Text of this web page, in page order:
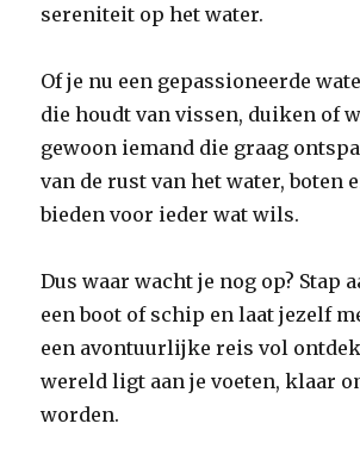
sereniteit op het water.
Of je nu een gepassioneerde
die houdt van vissen, duiken of
gewoon iemand die graag
van de rust van het water, boten
bieden voor ieder wat wils.
Dus waar wacht je nog op? Stap
een boot of schip en laat jezelf
een avontuurlijke reis vol
wereld ligt aan je voeten, klaar
worden.